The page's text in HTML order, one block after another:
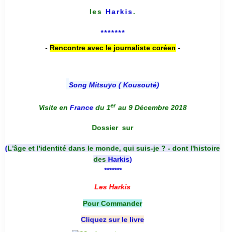
les Harkis.
*******
- Rencontre avec le journaliste coréen -
Song Mitsuyo ( Kousouté)
Visite en France du 1er au 9 Décembre 2018
Dossier sur
(L'âge et l'identité dans le monde, qui suis-je ? - dont l'histoire
des Harkis)
*******
Les Harkis
Pour Commander
Cliquez sur le livre